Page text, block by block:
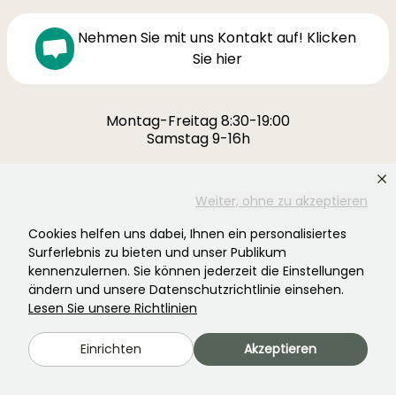
Weiter, ohne zu akzeptieren
Cookies helfen uns dabei, Ihnen ein personalisiertes
Surferlebnis zu bieten und unser Publikum
kennenzulernen. Sie können jederzeit die Einstellungen
ändern und unsere Datenschutzrichtlinie einsehen.
Lesen Sie unsere Richtlinien
Einrichten Akzeptieren
Nehmen Sie mit uns Kontakt auf! Klicken
Sie hier
Montag-Freitag 8:30-19:00
Samstag 9-16h
1012 rue Roger Lecerf
Frankreich
Kontaktieren Sie uns →
MEHR ALS 3700 ZERTIFIZIERTE BEWERTUNGEN:
IHRE ERFAHRUNG IST UNS WICHTIG
.